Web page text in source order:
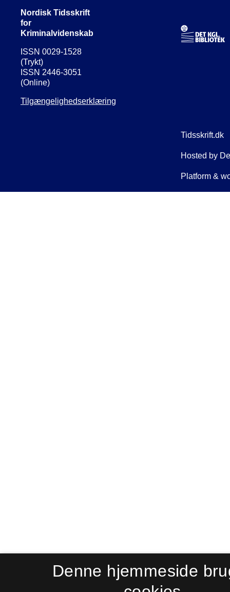
Nordisk Tidsskrift
for
Kriminalvidenskab
ISSN 0029-1528
(Trykt)
ISSN 2446-3051
(Online)
Tilgængelighedserklæring
Denne hjemmeside